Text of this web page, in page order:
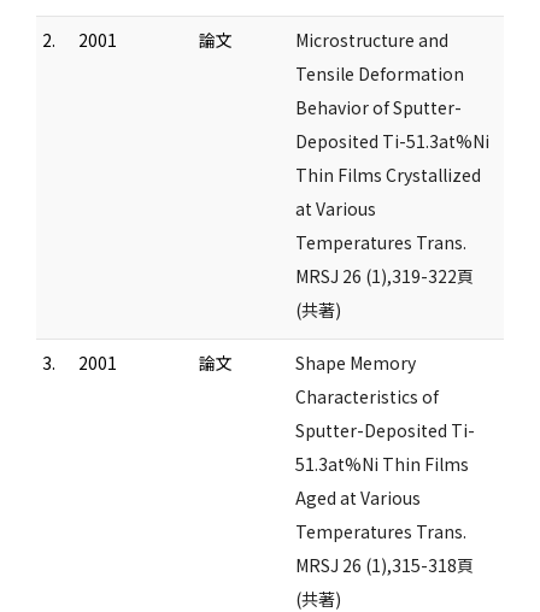
2. 2001 論文
Microstructure and
Tensile Deformation
Behavior of Sputter-
Deposited Ti-51.3at%Ni
Thin Films Crystallized
at Various
Temperatures Trans.
MRSJ 26 (1),319-322頁
(共著)
3. 2001 論文
Shape Memory
Characteristics of
Sputter-Deposited Ti-
51.3at%Ni Thin Films
Aged at Various
Temperatures Trans.
MRSJ 26 (1),315-318頁
(共著)